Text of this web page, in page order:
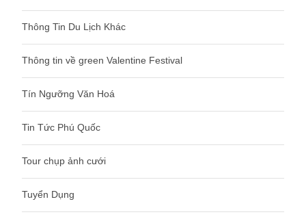
Thông Tin Du Lịch Khác
Thông tin về green Valentine Festival
Tín Ngưỡng Văn Hoá
Tin Tức Phú Quốc
Tour chụp ảnh cưới
Tuyển Dụng